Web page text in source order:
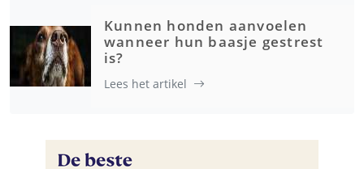
Kunnen honden aanvoelen
wanneer hun baasje gestrest
is?
Lees het artikel